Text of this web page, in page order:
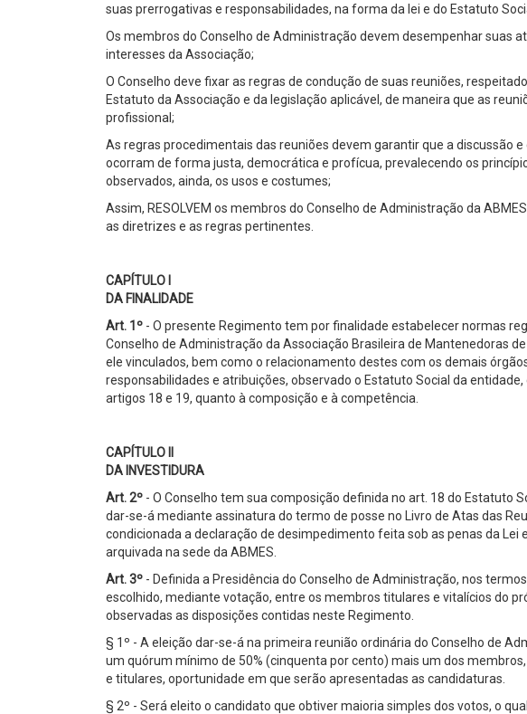
suas prerrogativas e responsabilidades, na forma da lei e do Estatuto
Os membros do Conselho de Administração devem desempenhar suas
interesses da Associação;
O Conselho deve fixar as regras de condução de suas reuniões,
Estatuto da Associação e da legislação aplicável, de maneira que as
profissional;
As regras procedimentais das reuniões devem garantir que a discussão
ocorram de forma justa, democrática e profícua, prevalecendo os
observados, ainda, os usos e costumes;
Assim, RESOLVEM os membros do Conselho de Administração da
as diretrizes e as regras pertinentes.
CAPÍTULO I
DA FINALIDADE
Art. 1º - O presente Regimento tem por finalidade estabelecer normas
Conselho de Administração da Associação Brasileira de Mantenedoras
ele vinculados, bem como o relacionamento destes com os demais
responsabilidades e atribuições, observado o Estatuto Social da
artigos 18 e 19, quanto à composição e à competência.
CAPÍTULO II
DA INVESTIDURA
Art. 2º - O Conselho tem sua composição definida no art. 18 do Estatuto
dar-se-á mediante assinatura do termo de posse no Livro de Atas das
condicionada a declaração de desimpedimento feita sob as penas da Lei
arquivada na sede da ABMES.
Art. 3º - Definida a Presidência do Conselho de Administração, nos
escolhido, mediante votação, entre os membros titulares e vitalícios do
observadas as disposições contidas neste Regimento.
§ 1º - A eleição dar-se-á na primeira reunião ordinária do Conselho de
um quórum mínimo de 50% (cinquenta por cento) mais um dos
e titulares, oportunidade em que serão apresentadas as candidaturas.
§ 2º - Será eleito o candidato que obtiver maioria simples dos votos, o